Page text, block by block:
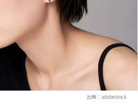
出典：adobestock